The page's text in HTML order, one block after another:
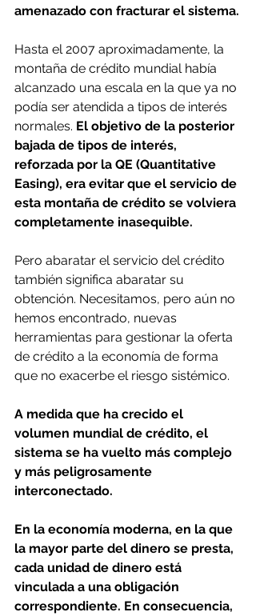
amenazado con fracturar el sistema.
Hasta el 2007 aproximadamente, la
montaña de crédito mundial había
alcanzado una escala en la que ya no
podía ser atendida a tipos de interés
normales. El objetivo de la posterior
bajada de tipos de interés,
reforzada por la QE (Quantitative
Easing), era evitar que el servicio de
esta montaña de crédito se volviera
completamente inasequible.
Pero abaratar el servicio del crédito
también significa abaratar su
obtención. Necesitamos, pero aún no
hemos encontrado, nuevas
herramientas para gestionar la oferta
de crédito a la economía de forma
que no exacerbe el riesgo sistémico.
A medida que ha crecido el
volumen mundial de crédito, el
sistema se ha vuelto más complejo
y más peligrosamente
interconectado.
En la economía moderna, en la que
la mayor parte del dinero se presta,
cada unidad de dinero está
vinculada a una obligación
correspondiente. En consecuencia,